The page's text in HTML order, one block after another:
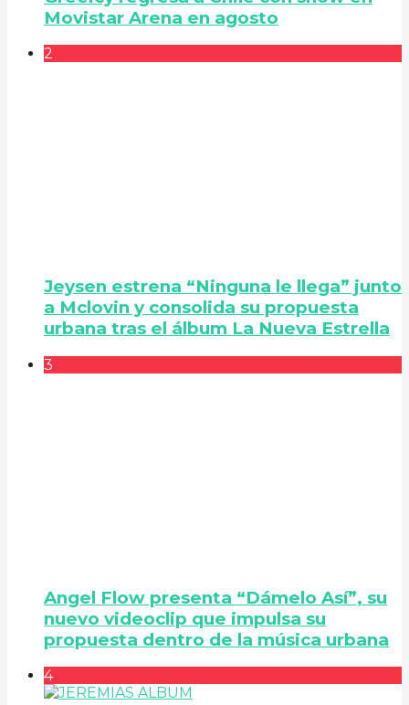
Movistar Arena en agosto
2
Jeysen estrena “Ninguna le llega” junto
a Mclovin y consolida su propuesta
urbana tras el álbum La Nueva Estrella
3
Angel Flow presenta “Dámelo Así”, su
nuevo videoclip que impulsa su
propuesta dentro de la música urbana
4